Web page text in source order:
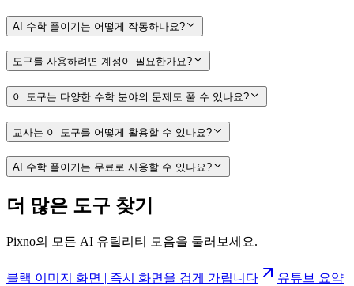
AI 수학 풀이기는 어떻게 작동하나요?
도구를 사용하려면 계정이 필요한가요?
이 도구는 다양한 수학 분야의 문제도 풀 수 있나요?
교사는 이 도구를 어떻게 활용할 수 있나요?
AI 수학 풀이기는 무료로 사용할 수 있나요?
더 많은 도구 찾기
Pixno의 모든 AI 유틸리티 모음을 둘러보세요.
블랙 이미지 화면 | 즉시 화면을 검게 가립니다
유튜브 요약